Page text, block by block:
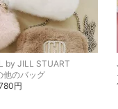
by JILL STUART
他のバッグ
円